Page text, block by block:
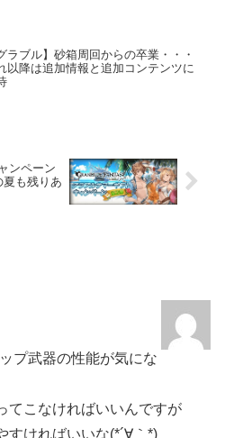
ラブル】砂箱周回からの卒業・・・
以降は追加情報と追加コンテンツに
ンペーン
プ武器の性能が気にな
てこなければいいんですが
すければいいな(*´∀｀*)